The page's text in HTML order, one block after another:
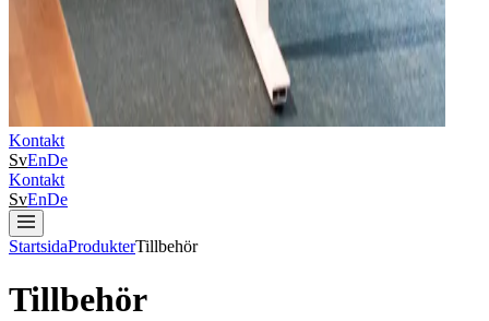
Kontakt
SvEnDe
Kontakt
SvEnDe
StartsidaProdukterTillbehör
Tillbehör